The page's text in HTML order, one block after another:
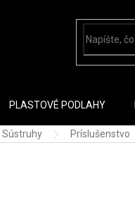
PLASTOVÉ PODLAHY
Sústruhy Príslušenstvo